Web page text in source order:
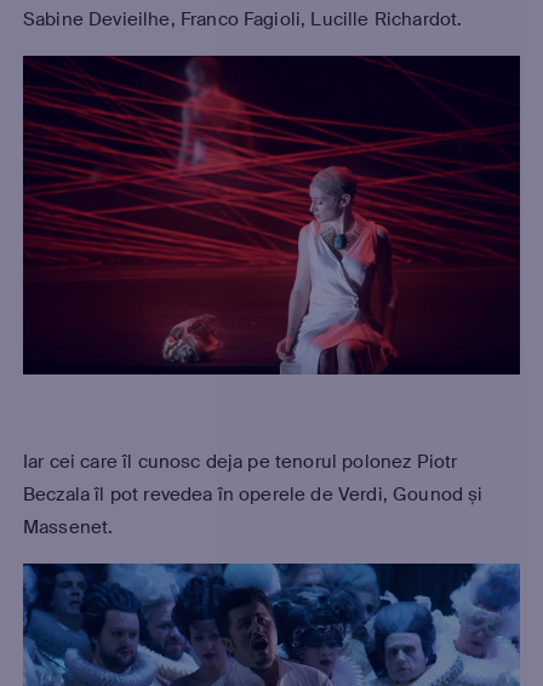
Sabine Devieilhe, Franco Fagioli, Lucille Richardot.
Iar cei care îl cunosc deja pe tenorul polonez Piotr
Beczala îl pot revedea în operele de Verdi, Gounod și
Massenet.